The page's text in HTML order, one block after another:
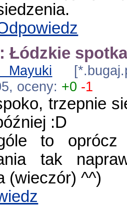
Łódzkie
oceny: +0 -1
trzepnie
:D
to oprócz
tak
(wieczór) ^^)